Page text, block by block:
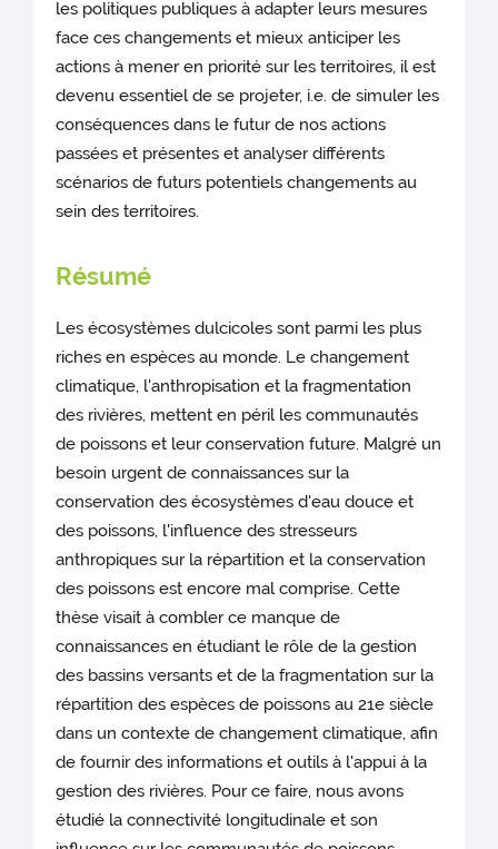
les politiques publiques à adapter leurs mesures
face ces changements et mieux anticiper les
actions à mener en priorité sur les territoires, il est
devenu essentiel de se projeter, i.e. de simuler les
conséquences dans le futur de nos actions
passées et présentes et analyser différents
scénarios de futurs potentiels changements au
sein des territoires.
Résumé
Les écosystèmes dulcicoles sont parmi les plus
riches en espèces au monde. Le changement
climatique, l'anthropisation et la fragmentation
des rivières, mettent en péril les communautés
de poissons et leur conservation future. Malgré un
besoin urgent de connaissances sur la
conservation des écosystèmes d'eau douce et
des poissons, l'influence des stresseurs
anthropiques sur la répartition et la conservation
des poissons est encore mal comprise. Cette
thèse visait à combler ce manque de
connaissances en étudiant le rôle de la gestion
des bassins versants et de la fragmentation sur la
répartition des espèces de poissons au 21e siècle
dans un contexte de changement climatique, afin
de fournir des informations et outils à l'appui à la
gestion des rivières. Pour ce faire, nous avons
étudié la connectivité longitudinale et son